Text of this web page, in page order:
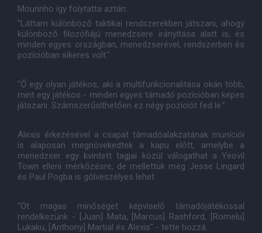
Mourinho így folytatta aztán:
"Láttam különböző taktikai rendszerekben játszani, ahogy
különböző filozófiájú menedzsere irányítása alatt is, és
minden egyes országban, menedzserével, rendszerben és
pozícióban sikeres volt."
"Ő egy olyan játékos, aki a multifunkcionalitása okán több,
mint egy játékos - minden egyes támadó pozícióban képes
játszani. Számszerűsíthetően ez négy pozíciót fed le."
Alexis érkezésével a csapat támadóalakzatának muníciói
is alaposan megnövekedtek a kapu előtt, amelybe a
menedzser egy kvintett tagjai közül válogathat a Yeovil
Town elleni mérkőzésre, de mellettük még Jesse Lingard
és Paul Pogba is gólveszélyes lehet.
"Öt magas minőséget képviselő támadójátékossal
rendelkezünk - [Juan] Mata, [Marcus] Rashford, [Romelu]
Lukaku, [Anthony] Martial és Alexis" - tette hozzá.